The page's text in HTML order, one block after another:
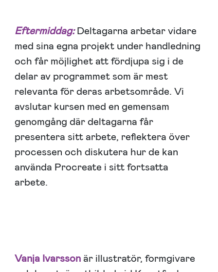
Eftermiddag: Deltagarna arbetar vidare
med sina egna projekt under handledning
och får möjlighet att fördjupa sig i de
delar av programmet som är mest
relevanta för deras arbetsområde. Vi
avslutar kursen med en gemensam
genomgång där deltagarna får
presentera sitt arbete, reflektera över
processen och diskutera hur de kan
använda Procreate i sitt fortsatta
arbete.
Vanja Ivarsson är illustratör, formgivare